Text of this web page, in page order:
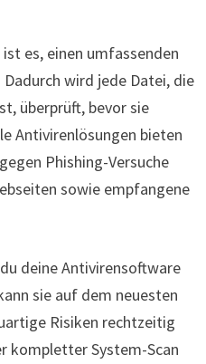
es, einen umfassenden
wird jede Datei, die
überprüft, bevor sie
Antivirenlösungen bieten
Phishing-Versuche
sowie empfangene
deine Antivirensoftware
sie auf dem neuesten
Risiken rechtzeitig
kompletter System-Scan